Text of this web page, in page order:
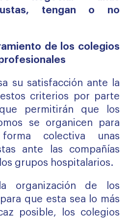
tengan o no
de los colegios
su satisfacción ante la
criterios por parte
permitirán que los
se organicen para
colectiva unas
ante las compañías
grupos hospitalarios.
organización de los
que esta sea lo más
posible, los colegios